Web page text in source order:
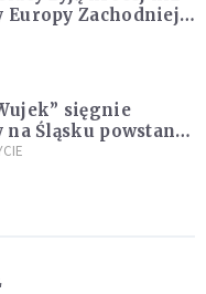
Europy Zachodniej?
główne
sięgnie
na Śląsku powstanie